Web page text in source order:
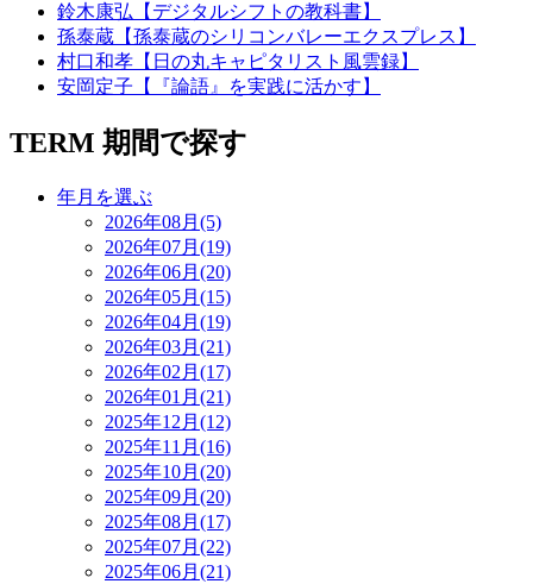
鈴木康弘【デジタルシフトの教科書】
孫泰蔵【孫泰蔵のシリコンバレーエクスプレス】
村口和孝【日の丸キャピタリスト風雲録】
安岡定子【『論語』を実践に活かす】
TERM 期間で探す
年月を選ぶ
2026年08月(5)
2026年07月(19)
2026年06月(20)
2026年05月(15)
2026年04月(19)
2026年03月(21)
2026年02月(17)
2026年01月(21)
2025年12月(12)
2025年11月(16)
2025年10月(20)
2025年09月(20)
2025年08月(17)
2025年07月(22)
2025年06月(21)